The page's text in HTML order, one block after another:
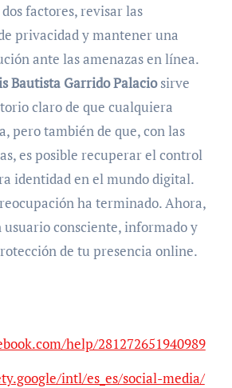
factores, revisar las
privacidad y mantener una
ante las amenazas en línea.
Bautista Garrido Palaciosirve
claro de que cualquiera
pero también de que, con las
es posible recuperar el control
identidad en el mundo digital.
ha terminado. Ahora,
usuario consciente, informado y
de tu presencia online.
help/281272651940989
intl/es_es/social-media/